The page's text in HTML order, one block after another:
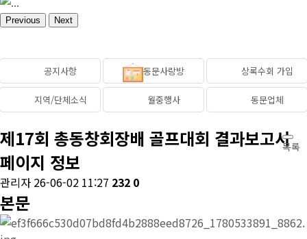
공지사항 동문사랑방 상록수회 가입
지역/단체소식 월중행사 동문업체
Previous Next
목록
제17회 총동창회장배 골프대회 결과보고서
페이지 정보
관리자 26-06-02 11:27 232 0
본문